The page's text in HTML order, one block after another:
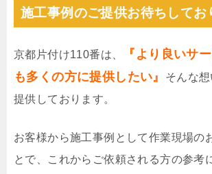
施工事例のご提供お待ちしてお
京都片付け110番は、
『より良いサ
も多くの方に提供したい』
そんな
提供しております。
お客様から施工事例として作業現場の
とで、これからご依頼される方の参考